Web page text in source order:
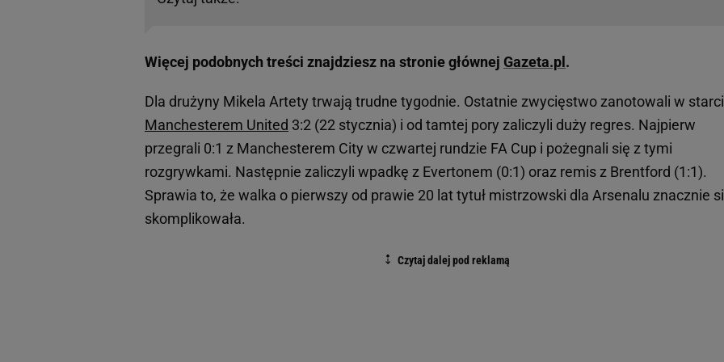
Więcej podobnych treści znajdziesz na stronie głównej Gazeta.pl .
Dla drużyny Mikela Artety trwają trudne tygodnie. Ostatnie zwycięstwo zanotowali w
Manchesterem United 3:2 (22 stycznia) i od tamtej pory zaliczyli duży regres. Najpierw
przegrali 0:1 z Manchesterem City w czwartej rundzie FA Cup i pożegnali się z tymi
rozgrywkami. Następnie zaliczyli wpadkę z Evertonem (0:1) oraz remis z Brentford (1:1).
Sprawia to, że walka o pierwszy od prawie 20 lat tytuł mistrzowski dla Arsenalu znacznie
skomplikowała.